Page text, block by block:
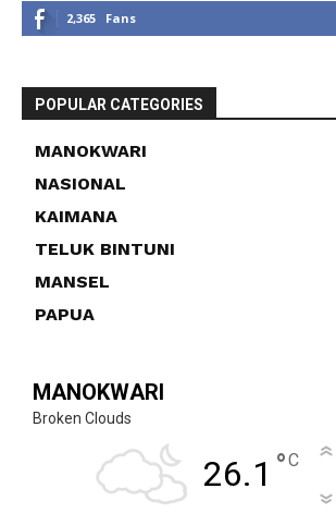
2,365 Fans
POPULAR CATEGORIES
MANOKWARI
NASIONAL
KAIMANA
TELUK BINTUNI
MANSEL
PAPUA
MANOKWARI
Broken Clouds
26.1 °C